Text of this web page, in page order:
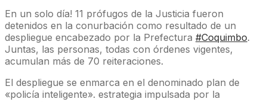
En un solo día! 11 prófugos de la Justicia fueron
detenidos en la conurbación como resultado de un
despliegue encabezado por la Prefectura #Coquimbo.
Juntas, las personas, todas con órdenes vigentes,
acumulan más de 70 reiteraciones.
El despliegue se enmarca en el denominado plan de
«policía inteligente». estrategia impulsada por la